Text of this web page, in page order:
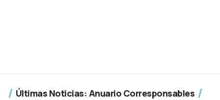
Últimas Noticias: Anuario Corresponsables